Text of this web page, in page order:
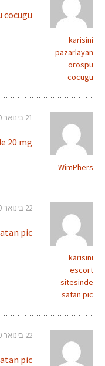
karisini
pazarlayan
orospu
cocugu
cocugu
WimPhers
21 בינואר 2020 בשעה 23:05
20 mg
karisini
escort
sitesinde
satan pic
22 בינואר 2020 בשעה 15:07
pic
22 בינואר 2020 בשעה 18:53
pic